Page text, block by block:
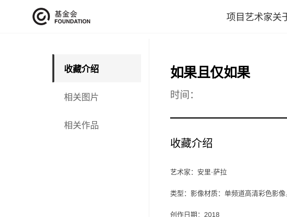
项目 艺术家关
收藏介绍
相关图片
相关作品
如果且仅如果
时间：
收藏介绍
艺术家：安里·萨拉
类型：影像材质：单频道高清彩色影
创作日期：2018